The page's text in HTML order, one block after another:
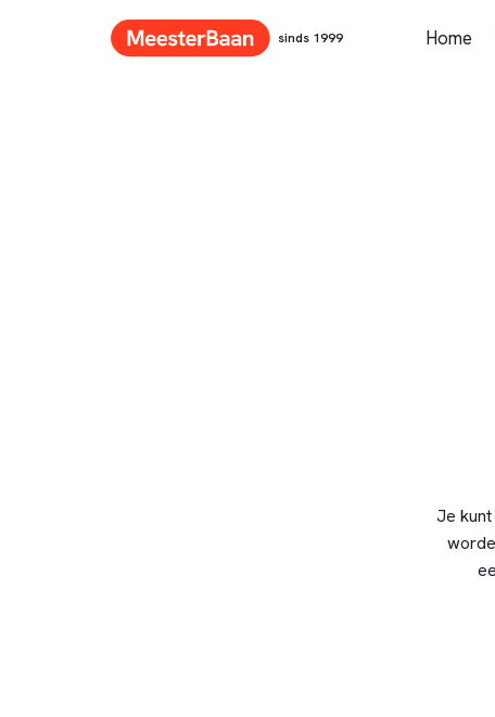
sinds 1999 Home
Je